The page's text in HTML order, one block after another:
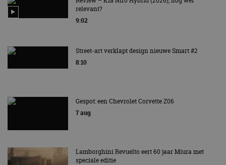
relevant?
9:02
Street-art verklapt design nieuwe Smart #2
8:10
Gespot: een Chevrolet Corvette Z06
7 aug
Lamborghini Revuelto eert 60 jaar Miura met
speciale editie